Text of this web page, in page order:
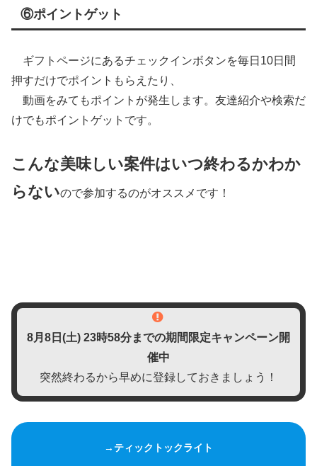
⑥ポイントゲット
ギフトページにあるチェックインボタンを毎日10日間
押すだけでポイントもらえたり、
動画をみてもポイントが発生します。友達紹介や検索だ
けでもポイントゲットです。
こんな美味しい案件はいつ終わるかわか
らないので参加するのがオススメです！
8月8日(土) 23時58分までの期間限定キャンペーン開
催中
突然終わるから早めに登録しておきましょう！
→ティックトックライト